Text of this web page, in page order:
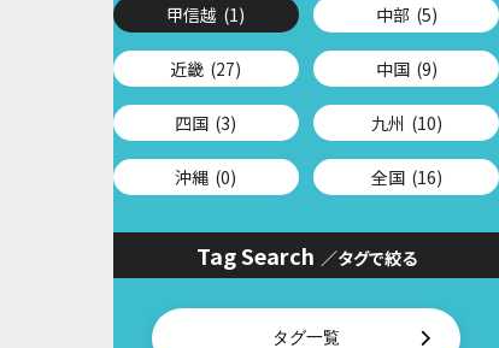
甲信越 (1) 中部 (5)
近畿 (27) 中国 (9)
四国 (3) 九州 (10)
沖縄 (0) 全国 (16)
Tag Search ／タグで絞る
タグ一覧